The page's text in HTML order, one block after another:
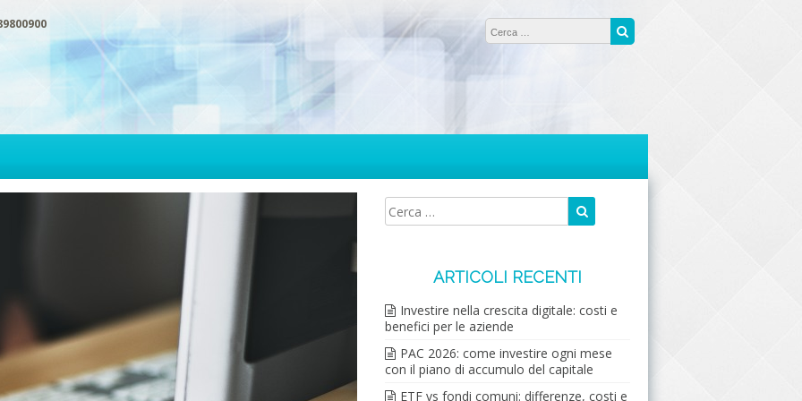
ARTICOLI RECENTI
Investire nella crescita digitale: costi e
benefici per le aziende
PAC 2026: come investire ogni mese
con il piano di accumulo del capitale
ETF vs fondi comuni: differenze, costi e